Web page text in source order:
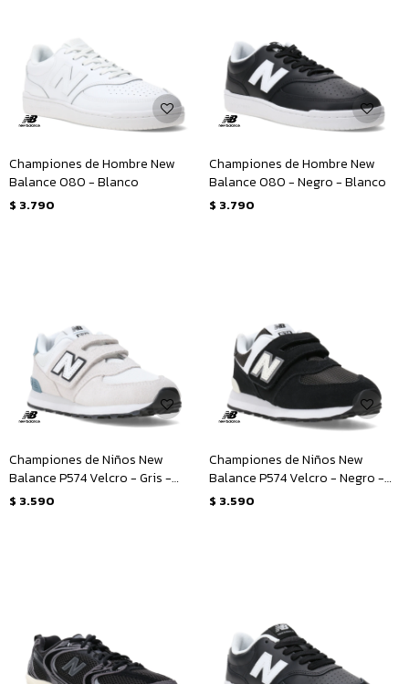
Championes de Hombre New
Balance 080 - Blanco
$ 3.790
Championes de Hombre New
Balance 080 - Negro - Blanco
$ 3.790
Championes de Niños New
Balance P574 Velcro - Gris -
Blanco
$ 3.590
Championes de Niños New
Balance P574 Velcro - Negro -
Blanco
$ 3.590